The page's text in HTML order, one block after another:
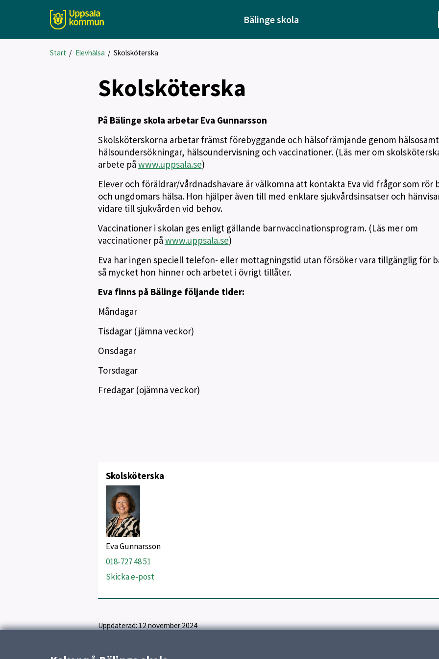
Bälinge skola
Start / Elevhälsa / Skolsköterska
Skolsköterska
På Bälinge skola arbetar Eva Gunnarsson
Skolsköterskorna arbetar främst förebyggande och hälsofrämjande genom
hälsoundersökningar, hälsoundervisning och vaccinationer. (Läs mer om
arbete på www.uppsala.se)
Elever och föräldrar/vårdnadshavare är välkomna att kontakta Eva vid frågor som rör
och ungdomars hälsa. Hon hjälper även till med enklare sjukvårdsinsatser och
vidare till sjukvården vid behov.
Vaccinationer i skolan ges enligt gällande barnvaccinationsprogram. (Läs mer om
vaccinationer på www.uppsala.se)
Eva har ingen speciell telefon- eller mottagningstid utan försöker vara tillgänglig för
så mycket hon hinner och arbetet i övrigt tillåter.
Eva finns på Bälinge följande tider:
Måndagar
Tisdagar (jämna veckor)
Onsdagar
Torsdagar
Fredagar (ojämna veckor)
Skolsköterska
Eva Gunnarsson
018-727 48 51
Skicka e-post
Uppdaterad:12 november 2024